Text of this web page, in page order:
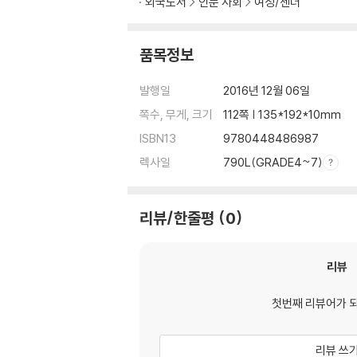
품목정보
발행일
2016년 12월 06일
쪽수, 무게, 크기
112쪽 | 135*192*10mm
ISBN13
9780448486987
렉사일
790L(GRADE4~7)
리뷰/한줄평 0
리뷰
첫번째 리뷰어가
리뷰 쓰기